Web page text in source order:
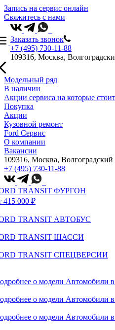
Запись на сервис онлайн
Свяжитесь с нами
Заказать звонок
+7 (495) 730-11-88
109316, Москва,
Модельный ряд
В наличии
Акции сервиса на которые
Покупка
Акции
Кузовной ремонт
Ford Сервис
О компании
Вакансии
109316, Москва, Волгоградский
+7 (495) 730-11-88
TRANSIT ФУРГОН
415 000 ₽
TRANSIT АВТОБУС
TRANSIT ШАССИ
TRANSIT СПЕЦВЕРСИИ
о модели Автомобили
о модели Автомобили
о модели Автомобили